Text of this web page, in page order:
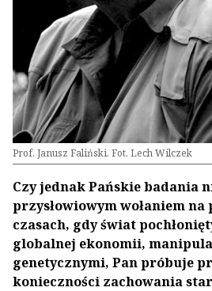
Prof. Janusz Faliński. Fot. Lech Wilczek
Czy jednak Pańskie badania
przysłowiowym wołaniem na
czasach, gdy świat
globalnej ekonomii,
genetycznymi, Pan próbuje
konieczności zachowania